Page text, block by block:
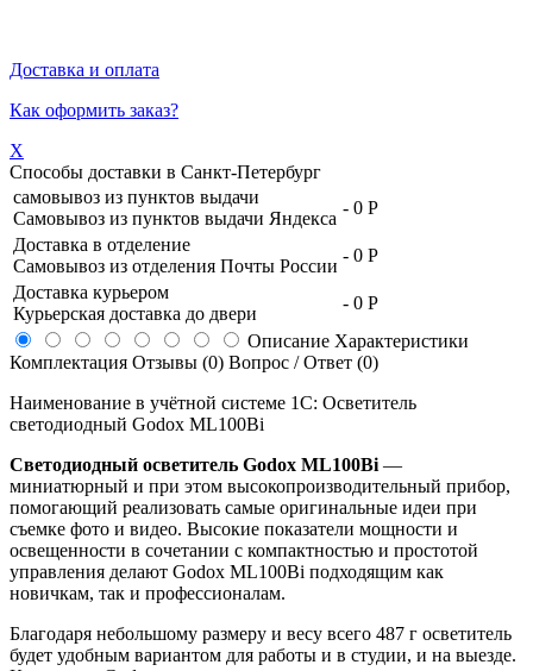
Доставка и оплата
Как оформить заказ?
X
Способы доставки в Санкт-Петербург
самовывоз из пунктов выдачи
Самовывоз из пунктов выдачи Яндекса
- 0 Р
Доставка в отделение
Самовывоз из отделения Почты России
- 0 Р
Доставка курьером
Курьерская доставка до двери
- 0 Р
Описание Характеристики
Комплектация Отзывы (0) Вопрос / Ответ (0)
Наименование в учётной системе 1С: Осветитель
светодиодный Godox ML100Bi
Светодиодный осветитель Godox ML100Bi —
миниатюрный и при этом высокопроизводительный прибор,
помогающий реализовать самые оригинальные идеи при
съемке фото и видео. Высокие показатели мощности и
освещенности в сочетании с компактностью и простотой
управления делают Godox ML100Bi подходящим как
новичкам, так и профессионалам.
Благодаря небольшому размеру и весу всего 487 г осветитель
будет удобным вариантом для работы и в студии, и на выезде.